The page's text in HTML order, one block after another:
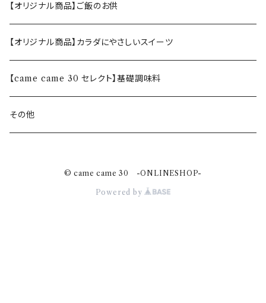
【オリジナル商品】ご飯のお供
【オリジナル商品】カラダにやさしいスイーツ
【came came 30 セレクト】基礎調味料
その他
© came came 30 -ONLINESHOP-
Powered by